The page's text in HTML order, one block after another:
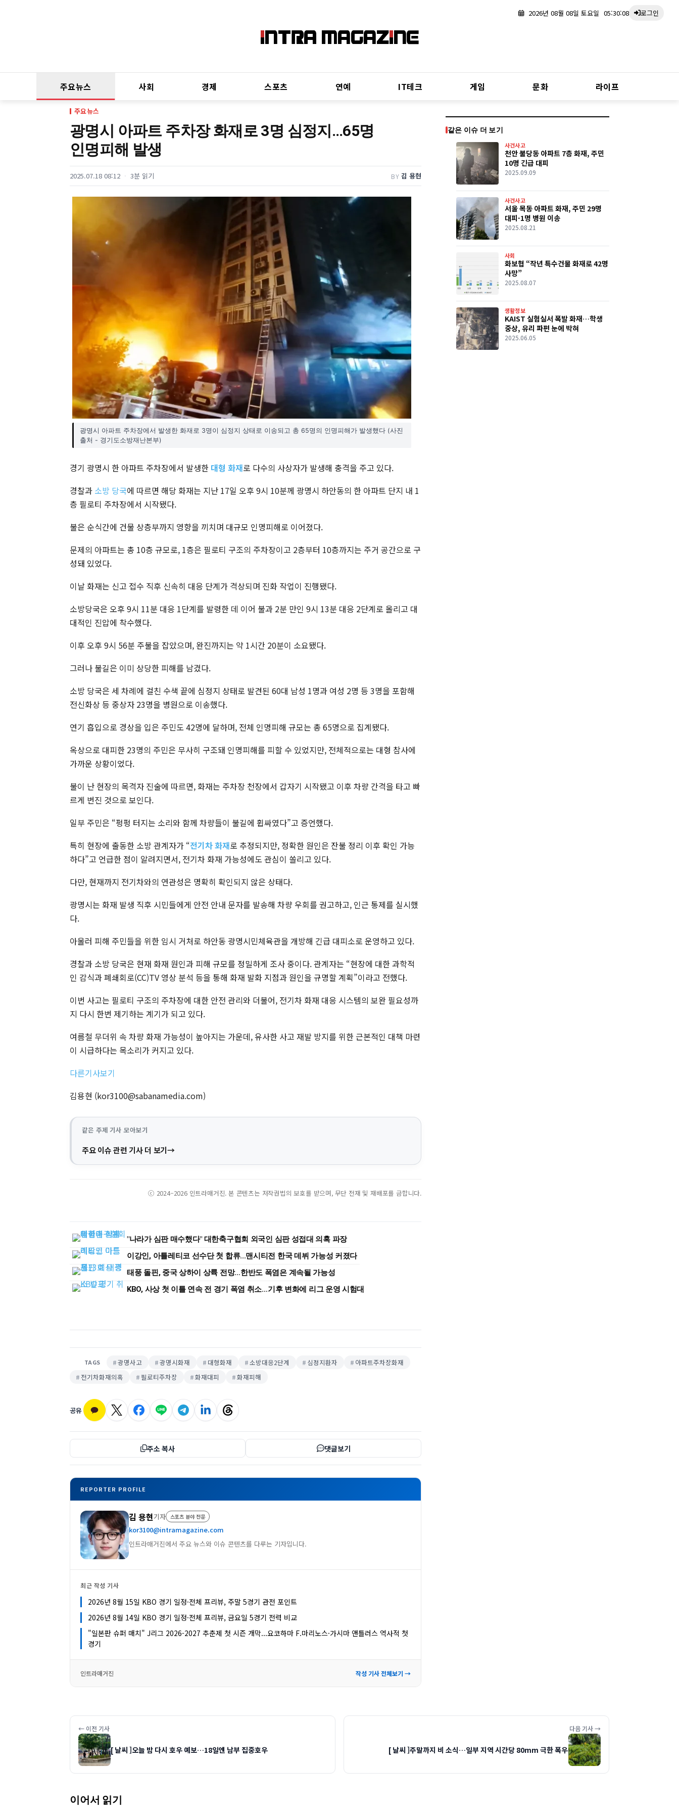
2026년 08월 08일 토요일 05:30:09 로그인
주요뉴스 사회 경제 스포츠 연예 IT테크 게임 문화 라이프
주요뉴스
광명시 아파트 주차장 화재로 3명 심정지…65명
인명피해 발생
2025.07.18 08:12 3분 읽기 BY 김 용현
광명시 아파트 주차장에서 발생한 화재로 3명이 심정지 상태로 이송되고 총 65명의 인명피해가 발생했다 (사진
출처 - 경기도소방재난본부)
경기 광명시 한 아파트 주차장에서 발생한 대형 화재로 다수의 사상자가 발생해 충격을 주고 있다.
경찰과 소방 당국에 따르면 해당 화재는 지난 17일 오후 9시 10분께 광명시 하안동의 한 아파트 단지 내 1
층 필로티 주차장에서 시작됐다.
불은 순식간에 건물 상층부까지 영향을 끼치며 대규모 인명피해로 이어졌다.
문제의 아파트는 총 10층 규모로, 1층은 필로티 구조의 주차장이고 2층부터 10층까지는 주거 공간으로 구
성돼 있었다.
이날 화재는 신고 접수 직후 신속히 대응 단계가 격상되며 진화 작업이 진행됐다.
소방당국은 오후 9시 11분 대응 1단계를 발령한 데 이어 불과 2분 만인 9시 13분 대응 2단계로 올리고 대
대적인 진압에 착수했다.
이후 오후 9시 56분 주불을 잡았으며, 완진까지는 약 1시간 20분이 소요됐다.
그러나 불길은 이미 상당한 피해를 남겼다.
소방 당국은 세 차례에 걸친 수색 끝에 심정지 상태로 발견된 60대 남성 1명과 여성 2명 등 3명을 포함해
전신화상 등 중상자 23명을 병원으로 이송했다.
연기 흡입으로 경상을 입은 주민도 42명에 달하며, 전체 인명피해 규모는 총 65명으로 집계됐다.
옥상으로 대피한 23명의 주민은 무사히 구조돼 인명피해를 피할 수 있었지만, 전체적으로는 대형 참사에
가까운 상황이었다.
불이 난 현장의 목격자 진술에 따르면, 화재는 주차장 천장에서 갑자기 시작됐고 이후 차량 간격을 타고 빠
르게 번진 것으로 보인다.
일부 주민은 “펑펑 터지는 소리와 함께 차량들이 불길에 휩싸였다”고 증언했다.
특히 현장에 출동한 소방 관계자가 “전기차 화재로 추정되지만, 정확한 원인은 잔불 정리 이후 확인 가능
하다”고 언급한 점이 알려지면서, 전기차 화재 가능성에도 관심이 쏠리고 있다.
다만, 현재까지 전기차와의 연관성은 명확히 확인되지 않은 상태다.
광명시는 화재 발생 직후 시민들에게 안전 안내 문자를 발송해 차량 우회를 권고하고, 인근 통제를 실시했
다.
아울러 피해 주민들을 위한 임시 거처로 하안동 광명시민체육관을 개방해 긴급 대피소로 운영하고 있다.
경찰과 소방 당국은 현재 화재 원인과 피해 규모를 정밀하게 조사 중이다. 관계자는 “현장에 대한 과학적
인 감식과 폐쇄회로(CC)TV 영상 분석 등을 통해 화재 발화 지점과 원인을 규명할 계획”이라고 전했다.
이번 사고는 필로티 구조의 주차장에 대한 안전 관리와 더불어, 전기차 화재 대응 시스템의 보완 필요성까
지 다시 한번 제기하는 계기가 되고 있다.
여름철 무더위 속 차량 화재 가능성이 높아지는 가운데, 유사한 사고 재발 방지를 위한 근본적인 대책 마련
이 시급하다는 목소리가 커지고 있다.
다른기사보기
김용현 (kor3100@sabanamedia.com)
같은 주제 기사 모아보기
주요 이슈 관련 기사 더 보기
ⓒ 2024–2026 인트라매거진. 본 콘텐츠는 저작권법의 보호를 받으며, 무단 전재 및 재배포를 금합니다.
"나라가 심판 매수했다" 대한축구협회 외국인 심판 성접대 의혹 파장
이강인, 아틀레티코 선수단 첫 합류...맨시티전 한국 데뷔 가능성 커졌다
태풍 돌핀, 중국 상하이 상륙 전망…한반도 폭염은 계속될 가능성
KBO, 사상 첫 이틀 연속 전 경기 폭염 취소…기후 변화에 리그 운영 시험대
TAGS 광명사고 광명시화재 대형화재 소방대응2단계 심정지환자
아파트주차장화재
전기차화재의혹
필로티주차장 화재대피 화재피해
공유
주소 복사 댓글보기
REPORTER PROFILE
김 용현기자 스포츠 분야 전문
kor3100@intramagazine.com
인트라매거진에서 주요 뉴스와 이슈 콘텐츠를 다루는 기자입니다.
최근 작성 기사
2026년 8월 15일 KBO 경기 일정·전체 프리뷰, 주말 5경기 관전 포인트
2026년 8월 14일 KBO 경기 일정·전체 프리뷰, 금요일 5경기 전력 비교
"일본판 슈퍼 매치" J리그 2026-2027 추춘제 첫 시즌 개막...요코하마 F.마리노스·가시마 앤틀러스 역사적 첫
경기
인트라매거진 작성 기사 전체보기 →
같은 이슈 더 보기
사건사고
천안 불당동 아파트 7층 화재, 주민
10명 긴급 대피
2025.09.09
사건사고
서울 목동 아파트 화재, 주민 29명
대피·1명 병원 이송
2025.08.21
사회
화보협 “작년 특수건물 화재로 42명
사망”
2025.08.07
생활정보
KAIST 실험실서 폭발 화재…학생
중상, 유리 파편 눈에 박혀
2025.06.05
← 이전 기사
[ 날씨 ]오늘 밤 다시 호우 예보…18일엔 남부 집중호우
다음 기사 →
[ 날씨 ]주말까지 비 소식…일부 지역 시간당 80mm 극한 폭우
이어서 읽기